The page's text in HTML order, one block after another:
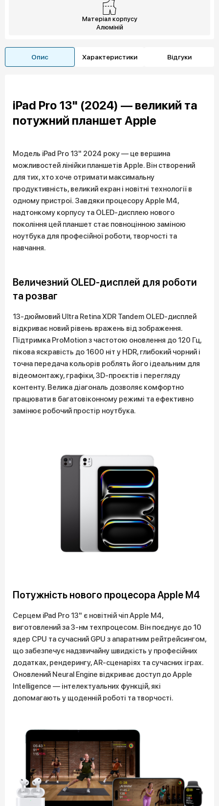
Матеріал корпусу
Алюміній
Опис Характеристики Відгуки
iPad Pro 13" (2024) — великий та
потужний планшет Apple
Модель iPad Pro 13" 2024 року — це вершина
можливостей лінійки планшетів Apple. Він створений
для тих, хто хоче отримати максимальну
продуктивність, великий екран і новітні технології в
одному пристрої. Завдяки процесору Apple M4,
надтонкому корпусу та OLED-дисплею нового
покоління цей планшет стає повноцінною заміною
ноутбука для професійної роботи, творчості та
навчання.
Величезний OLED-дисплей для роботи
та розваг
13-дюймовий Ultra Retina XDR Tandem OLED-дисплей
відкриває новий рівень вражень від зображення.
Підтримка ProMotion з частотою оновлення до 120 Гц,
пікова яскравість до 1600 ніт у HDR, глибокий чорний і
точна передача кольорів роблять його ідеальним для
відеомонтажу, графіки, 3D-проєктів і перегляду
контенту. Велика діагональ дозволяє комфортно
працювати в багатовіконному режимі та ефективно
замінює робочий простір ноутбука.
Потужність нового процесора Apple M4
Серцем iPad Pro 13" є новітній чіп Apple M4,
виготовлений за 3-нм техпроцесом. Він поєднує до 10
ядер CPU та сучасний GPU з апаратним рейтрейсингом,
що забезпечує надзвичайну швидкість у професійних
додатках, рендерингу, AR-сценаріях та сучасних іграх.
Оновлений Neural Engine відкриває доступ до Apple
Intelligence — інтелектуальних функцій, які
допомагають у щоденній роботі та творчості.